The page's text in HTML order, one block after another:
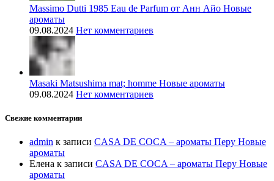
Massimo Dutti 1985 Eau de Parfum от Анн Айо Новые
ароматы
09.08.2024 Нет комментариев
Masaki Matsushima mat; homme Новые ароматы
09.08.2024 Нет комментариев
Свежие комментарии
admin к записи CASA DE COCA – ароматы Перу Новые
ароматы
Елена к записи CASA DE COCA – ароматы Перу Новые
ароматы